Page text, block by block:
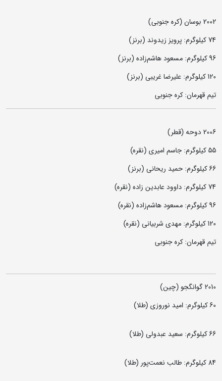
2002 بوسان (کره جنوبی)
74 کیلوگرم: پرویز زیدوند (برنز)
96 کیلوگرم: مسعود هاشم‌زاده (برنز)
120 کیلوگرم: علیرضا غریبی (برنز)
تیم قهرمان: کره جنوبی
2006 دوحه (قطر)
55 کیلوگرم: جاسم امیری (نقره)
66 کیلوگرم: حمید ریحانی (برنز)
74 کیلوگرم: داوود عابدین زاده (نقره)
96 کیلوگرم: مسعود هاشم‌زاده (نقره)
120 کیلوگرم: مهدی شربیانی (نقره)
تیم قهرمان: کره جنوبی
2010 گوانگجو (چین)
60 کیلوگرم: امید نوروزی (طلا)
66 کیلوگرم: سعید عبدولی (طلا)
84 کیلوگرم: طالب نعمت‌پور (طلا)